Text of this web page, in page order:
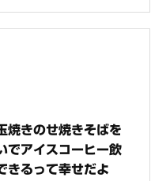
焼きのせ焼きそばを
でアイスコーヒー飲
きるって幸せだよ